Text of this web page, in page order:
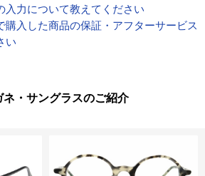
入力について教えてください
購入した商品の保証・アフターサービス
い
・サングラスのご紹介